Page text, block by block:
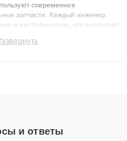
современное
запчасти. Каждый инженер
и сертификацию, что позволяет
до 3 лет. Наши мастера
и ответы